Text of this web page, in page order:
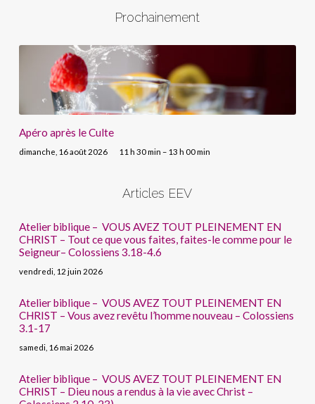
Prochainement
Apéro après le Culte
dimanche, 16 août 2026 11 h 30 min – 13 h 00 min
Articles EEV
Atelier biblique – VOUS AVEZ TOUT PLEINEMENT EN
CHRIST – Tout ce que vous faites, faites-le comme pour le
Seigneur– Colossiens 3.18-4.6
vendredi, 12 juin 2026
Atelier biblique – VOUS AVEZ TOUT PLEINEMENT EN
CHRIST – Vous avez revêtu l’homme nouveau – Colossiens
3.1-17
samedi, 16 mai 2026
Atelier biblique – VOUS AVEZ TOUT PLEINEMENT EN
CHRIST – Dieu nous a rendus à la vie avec Christ –